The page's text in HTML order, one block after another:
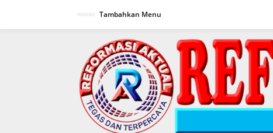
Tambahkan Menu